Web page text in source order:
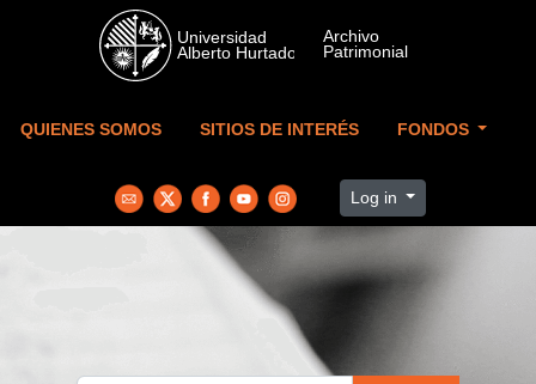
Skip to main content
QUIENES SOMOS SITIOS DE INTERÉS FONDOS
Log in